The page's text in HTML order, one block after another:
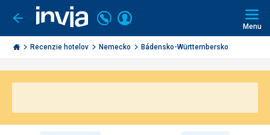
Ísť
späť
Invia.sk
Volajte
+421
2
3221
Prihlásiť
Menu
Recenzie hotelov Nemecko Bádensko-Württembersko